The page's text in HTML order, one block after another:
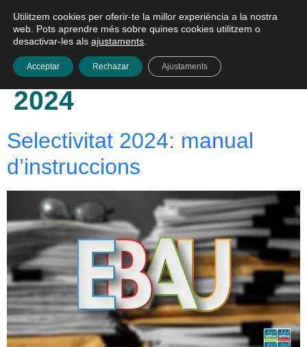
Català
Dia:29 de maig de
2024
Selectivitat 2024: manual
d’instruccions
Utilitzem cookies per oferir-te la millor experiència a la nostra
web. Pots aprendre més sobre quines cookies utilitzem o
desactivar-les als ajustaments
Acceptar Rechazar Ajustaments